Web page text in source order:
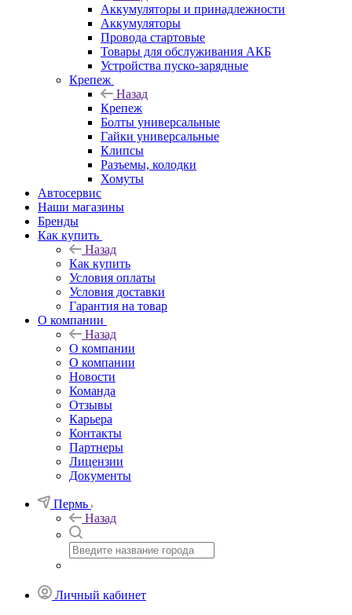
Аккумуляторы и принадлежности
Аккумуляторы
Провода стартовые
Товары для обслуживания АКБ
Устройства пуско-зарядные
Крепеж
Назад
Крепеж
Болты универсальные
Гайки универсальные
Клипсы
Разъемы, колодки
Хомуты
Автосервис
Наши магазины
Бренды
Как купить
Назад
Как купить
Условия оплаты
Условия доставки
Гарантия на товар
О компании
Назад
О компании
О компании
Новости
Команда
Отзывы
Карьера
Контакты
Партнеры
Лицензии
Документы
Пермь
Назад
Личный кабинет